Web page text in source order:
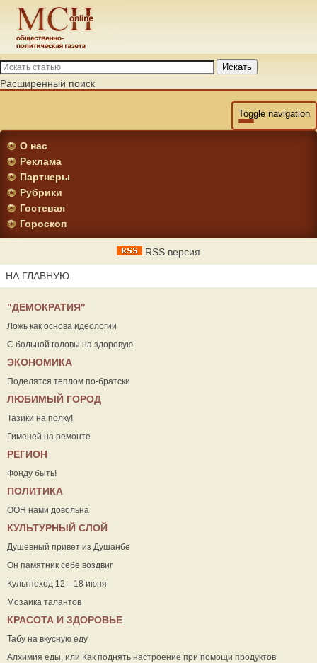
Искать
Расширенный поиск
Toggle navigation
О нас
Реклама
Партнеры
Рубрики
Гостевая
Гороскоп
RSS версия
НА ГЛАВНУЮ
"ДЕМОКРАТИЯ"
Ложь как основа идеологии
С больной головы на здоровую
ЭКОНОМИКА
Поделятся теплом по-братски
ЛЮБИМЫЙ ГОРОД
Тазики на полку!
Гименей на ремонте
РЕГИОН
Фонду быть!
ПОЛИТИКА
ООН нами довольна
КУЛЬТУРНЫЙ СЛОЙ
Душевный привет из Душанбе
Он памятник себе воздвиг
Культпоход 12—18 июня
Мозаика талантов
КРАСОТА И ЗДОРОВЬЕ
Табу на вкусную еду
Алхимия еды, или Как поднять настроение при помощи продуктов